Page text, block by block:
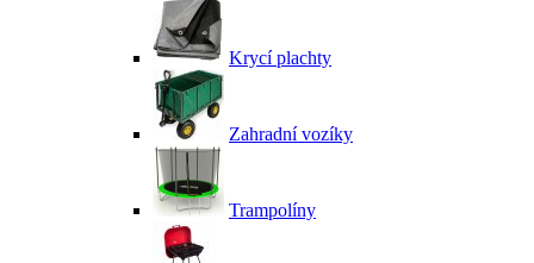
Krycí plachty
Zahradní vozíky
Trampolíny